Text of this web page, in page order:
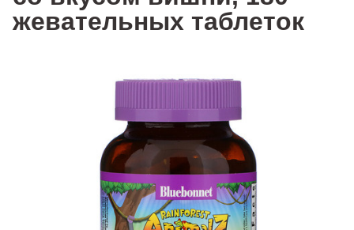
жевательных таблеток